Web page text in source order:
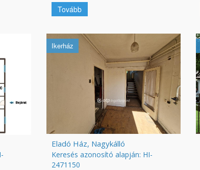
Tovább
Ikerház
Eladó Ház, Nagykálló
Keresés azonosító alapján: HI-
2471150